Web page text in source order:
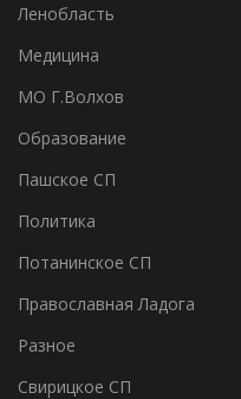
Ленобласть
Медицина
МО Г.Волхов
Образование
Пашское СП
Политика
Потанинское СП
Православная Ладога
Разное
Свирицкое СП